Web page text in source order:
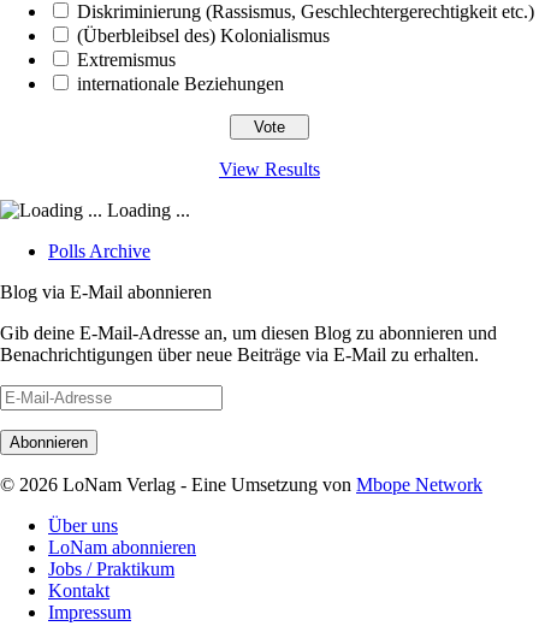
Diskriminierung (Rassismus, Geschlechtergerechtigkeit etc.)
(Überbleibsel des) Kolonialismus
Extremismus
internationale Beziehungen
View Results
Loading ...
Polls Archive
Blog via E-Mail abonnieren
Gib deine E-Mail-Adresse an, um diesen Blog zu abonnieren und
Benachrichtigungen über neue Beiträge via E-Mail zu erhalten.
E-
Mail-
Adresse
© 2026 LoNam Verlag - Eine Umsetzung von Mbope Network
Über uns
LoNam abonnieren
Jobs / Praktikum
Kontakt
Impressum